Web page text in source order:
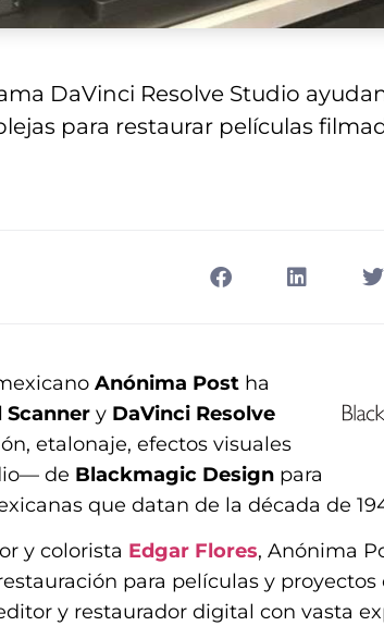
DaVinci Resolve Studio
para restaurar películas
Anónima Post ha
Scanner y DaVinci Resolve
etalonaje, efectos visuales
de Blackmagic Design para
que datan de la década de
y colorista Edgar Flores, Anónima
para películas y proyectos
y restaurador digital con vasta